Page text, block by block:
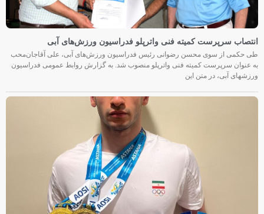
انتصاب سرپرست کمیته فنی واترپلو فدراسیون ورزش‌های آبی
طی حکمی از سوی محسن رضوانی رئیس فدراسیون ورزش‌های آبی، علی آقاجان‌محب
به عنوان سرپرست کمیته فنی واترپلو منصوب شد. به گزارش روابط عمومی فدراسیون
ورزشهای آبی، در متن این